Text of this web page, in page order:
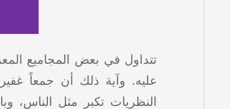
تتداول في بعض المجاميع
عليه. وآية ذلك أن جمعاً غفيراً
النظريات تكبر مثل الناس،